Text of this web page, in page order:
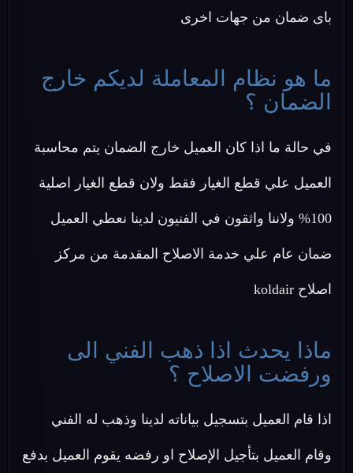
باى ضمان من جهات اخرى
ما هو نظام المعاملة لديكم خارج
الضمان ؟
في حالة ما اذا كان العميل خارج الضمان يتم محاسبة
العميل علي قطع الغيار فقط ولان قطع الغيار اصلية
100% ولاننا واثقون في الفنيون لدينا نعطي العميل
ضمان عام علي خدمة الاصلاح المقدمة من مركز
اصلاح koldair
ماذا يحدث اذا ذهب الفني الى
ورفضت الاصلاح ؟
اذا قام العميل بتسجيل بياناته لدينا وذهب له الفني
وقام العميل بتأجيل الإصلاح او رفضه يقوم العميل بدفع